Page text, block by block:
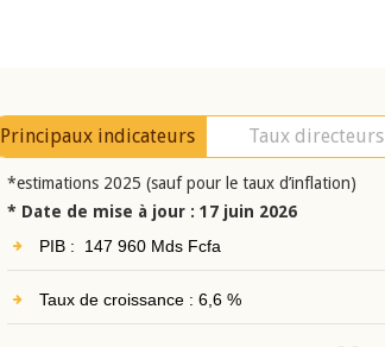
Principaux indicateurs Taux directeurs
*estimations 2025 (sauf pour le taux d’inflation)
* Date de mise à jour : 17 juin 2026
PIB : 147 960 Mds Fcfa
Taux de croissance : 6,6 %